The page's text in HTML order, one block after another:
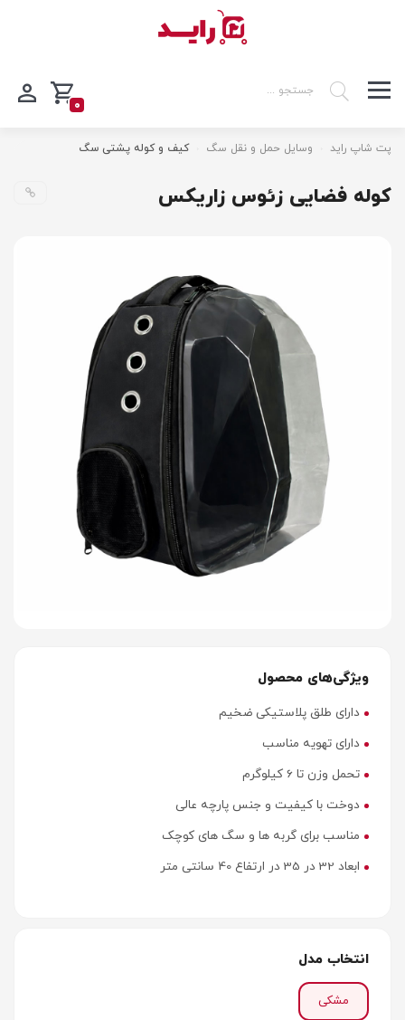
0
پت شاپ راید وسایل حمل و نقل سگ کیف و کوله پشتی سگ
کوله فضایی زئوس زاریکس
ویژگی‌های محصول
دارای طلق پلاستیکی ضخیم
دارای تهویه مناسب
تحمل وزن تا 6 کیلوگرم
دوخت با کیفیت و جنس پارچه عالی
مناسب برای گربه ها و سگ های کوچک
ابعاد 32 در 35 در ارتفاع 40 سانتی متر
انتخاب مدل
مشکی